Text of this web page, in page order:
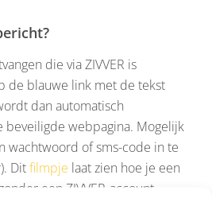
die via ZIVVER is
de blauwe link met de tekst
dan automatisch
beveiligde webpagina. Mogelijk
wachtwoord of sms-code in te
Ditfilmpje laat zien hoe je een
een ZIVVER-account.